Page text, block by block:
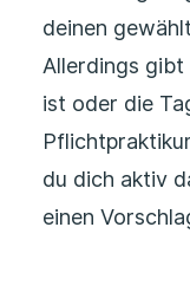
deinen
Allerdings
ist oder die
du dich aktiv
einen